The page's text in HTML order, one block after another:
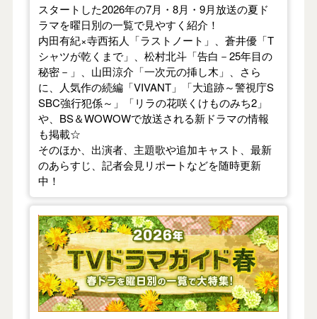
スタートした2026年の7月・8月・9月放送の夏ド
ラマを曜日別の一覧で見やすく紹介！
内田有紀×寺西拓人「ラストノート」、蒼井優「T
シャツが乾くまで」、松村北斗「告白－25年目の
秘密－」、山田涼介「一次元の挿し木」、さら
に、人気作の続編「VIVANT」「大追跡～警視庁S
SBC強行犯係～」「リラの花咲くけものみち2」
や、BS＆WOWOWで放送される新ドラマの情報
も掲載☆
そのほか、出演者、主題歌や追加キャスト、最新
のあらすじ、記者会見リポートなどを随時更新
中！
【2026年春】TVドラマガイド